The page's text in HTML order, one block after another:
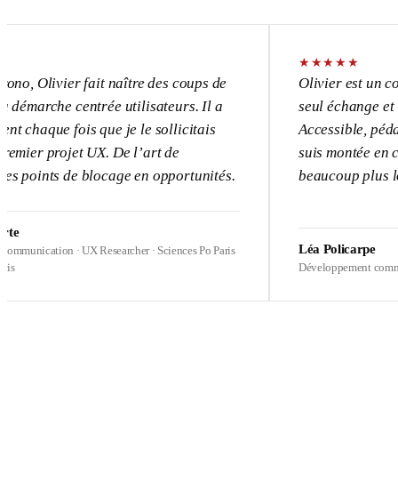
fait naître des coups de
centrée utilisateurs. Il a
fois que je le sollicitais
UX. De l’art de
de blocage en opportunités.
· UX Researcher · Sciences Po Paris
★
Olivier est un
seul échange et l’UX
Accessible,
suis montée en
beaucoup plus loin sur
Léa Policarpe
Développement commercial ·